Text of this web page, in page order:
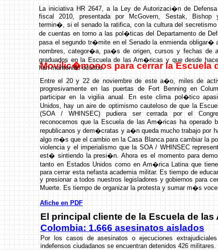
Movilic�monos para cerrar la Escuela
Entre el 20 y 22 de noviembre de este a�o, miles de
progresivamente en las puertas de Fort Benning en
participar en la vigilia anual. En este clima pol�tico
Unidos, hay un aire de optimismo cauteloso de que la
(SOA / WHINSEC) pudiera ser cerrada por el
reconocemos que la Escuela de las Am�ricas ha operado
republicanos y dem�cratas y a�n queda mucho trabajo por
algo m�s que el cambio en la Casa Blanca para cambiar la
violencia y el imperialismo que la SOA / WHINSEC
est� sintiendo la presi�n. Ahora es el momento para
tanto en Estados Unidos como en Am�rica Latina que
para cerrar esta nefasta academia militar. Es tiempo de
y presionar a todos nuestros legisladores y gobiernos para
Muerte. Es tiempo de organizar la protesta y sumar m�s
Afiche en PDF
El principal cliente de la Escuela de
Colombia: 1.666 asesinatos aislados
Por los casos de asesinatos o ejecuciones
indefensos ciudadanos se encuentran detenidos 426 militares.
La iniciativa HR 2647, a la Ley de Autorizaci�n de
fiscal 2010, presentada por McGovern, Sestak, Bishop
termin�, si el senado la ratifica, con la cultura del
de cuentas en torno a las pol�ticas del Departamento de
pasa el segundo tr�mite en el Senado la enmienda
nombres, categor�a, pa�s de origen, cursos y fechas de
graduados en la Escuela de las Am�ricas y que desde
han mantenido ocultos.